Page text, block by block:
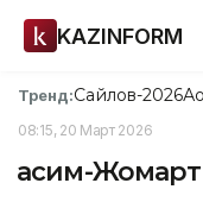
KAZINFORM
Тренд:Сайлов-2026
08:15, 20 Март 2026
Қасим-